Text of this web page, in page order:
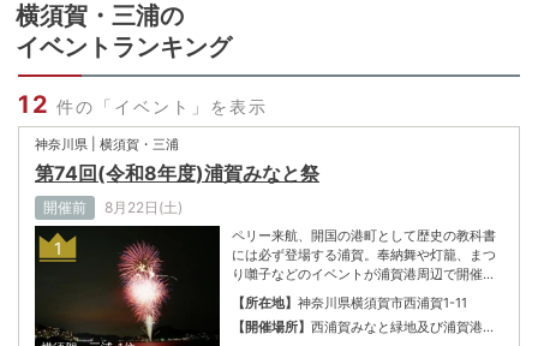
横須賀・三浦の
イベントランキング
12 件の「イベント」を表示
神奈川県 | 横須賀・三浦
第74回(令和8年度)浦賀みなと祭
開催前 8月22日(土)
1
ペリー来航、開国の港町として歴史の教科書
には必ず登場する浦賀。奉納舞や灯籠、まつ
り囃子などのイベントが浦賀港周辺で開催さ
れ、大勢の人で賑わう伝統ある「浦賀みなと
祭」。イベントの最後を飾るのは、花火大
会！ かつてペリーの黒船が停泊した浦賀沖
【所在地】 神奈川県横須賀市西浦賀1-11
【開催場所】 西浦賀みなと緑地及び浦賀港周